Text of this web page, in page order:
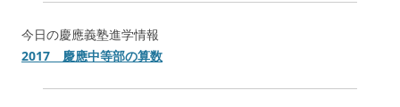
今日の慶應義塾進学情報
2017 慶應中等部の算数